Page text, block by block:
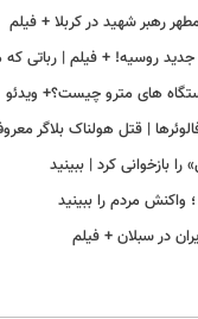
رهبر شهید در کربلا + فیلم
روسیه! + فیلم | رباتی
های مترو چیست؟+ ویدئو
| قتل هولناک بلاگر
بازخوانی کرد | ببینید
واکنش مردم را ببینید
در سبلان + فیلم